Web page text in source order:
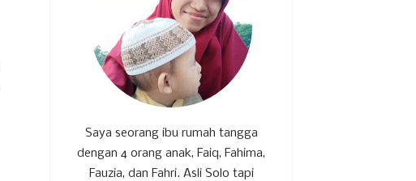
Saya seorang ibu rumah tangga
dengan 4 orang anak, Faiq, Fahima,
Fauzia, dan Fahri. Asli Solo tapi